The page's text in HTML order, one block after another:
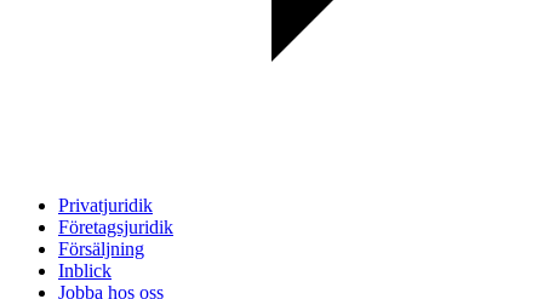
Privatjuridik
Företagsjuridik
Försäljning
Inblick
Jobba hos oss